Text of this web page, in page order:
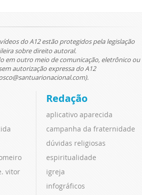
do A12 estão protegidos pela legislação
sobre direito autoral.
em outro meio de comunicação, eletrônico ou
autorização expressa do A12
vitor
Redação
aplicativo aparecida
campanha da fraternidade
dúvidas religiosas
espiritualidade
igreja
infográficos